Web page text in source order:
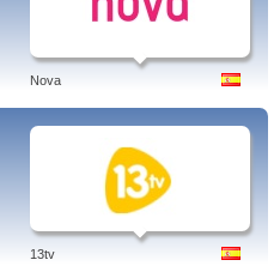
Nova
13tv